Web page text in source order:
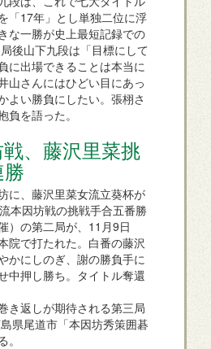
「17年」とし単独二位に浮
な一勝が史上最短記録での
後山下九段は「目標にして
に出場できることは本当に
山さんにはひどい目にあっ
よい勝負にしたい。張栩さ
負を語った。
、藤沢里菜挑
に、藤沢里菜女流立葵杯が
本因坊戦の挑戦手合五番勝
）の第二局が、11月9日
院で打たれた。白番の藤沢
かにしのぎ、謝の勝負手に
中押し勝ち。タイトル奪還
き返しが期待される第三局
県尾道市「本因坊秀策囲碁